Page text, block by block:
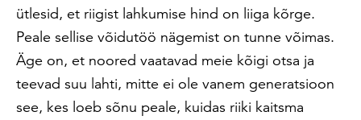
ütlesid, et riigist lahkumise hind on liiga kõrge.
Peale sellise võidutöö nägemist on tunne võimas.
Äge on, et noored vaatavad meie kõigi otsa ja
teevad suu lahti, mitte ei ole vanem generatsioon
see, kes loeb sõnu peale, kuidas riiki kaitsma